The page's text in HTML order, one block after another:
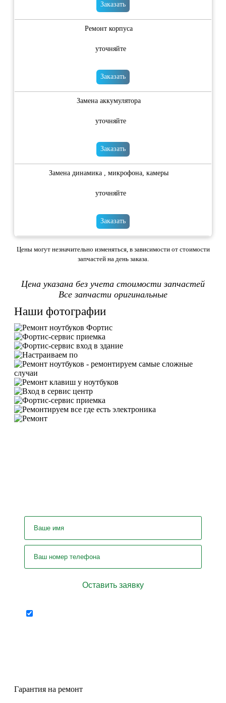
Заказать
Ремонт корпуса
уточняйте
Заказать
Замена аккумулятора
уточняйте
Заказать
Замена динамика , микрофона, камеры
уточняйте
Заказать
Цены могут незначительно изменяться, в зависимости от стоимости
запчастей на день заказа.
Цена указана без учета стоимости запчастей
Все запчасти оригинальные
Наши фотографии
Гарантия на ремонт